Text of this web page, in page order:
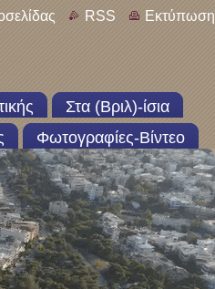
RSS Εκτύπωση
Στα (Βριλ)-ίσια
Φωτογραφίες-Βίντεο